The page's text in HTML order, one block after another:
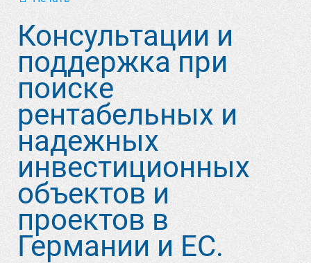
Консультации и
поддержка при
поиске
рентабельных и
надежных
инвестиционных
объектов и
проектов в
Германии и ЕС.